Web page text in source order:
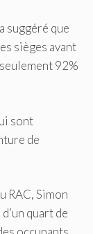
suggéré que
sièges avant
92%
sont
de
RAC, Simon
quart de